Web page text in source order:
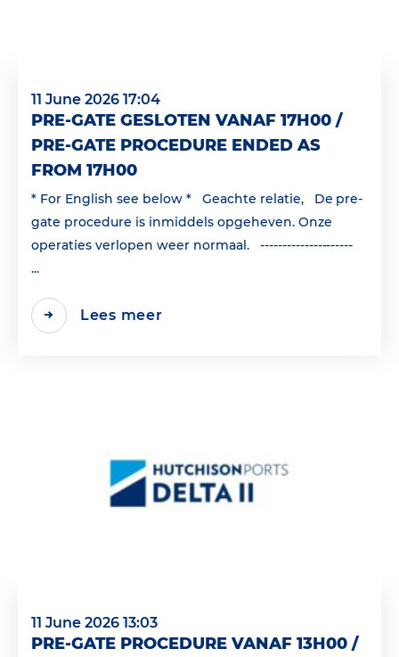
11 June 2026 17:04
PRE-GATE GESLOTEN VANAF 17H00 /
PRE-GATE PROCEDURE ENDED AS
FROM 17H00
* For English see below * Geachte relatie, De pre-
gate procedure is inmiddels opgeheven. Onze
operaties verlopen weer normaal. ---------------------
...
Lees meer
11 June 2026 13:03
PRE-GATE PROCEDURE VANAF 13H00 /